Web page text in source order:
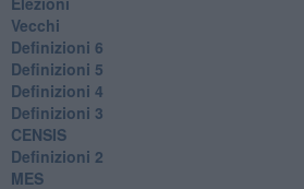
Vecchi
Definizioni 6
Definizioni 5
Definizioni 4
Definizioni 3
CENSIS
​Definizioni 2
MES